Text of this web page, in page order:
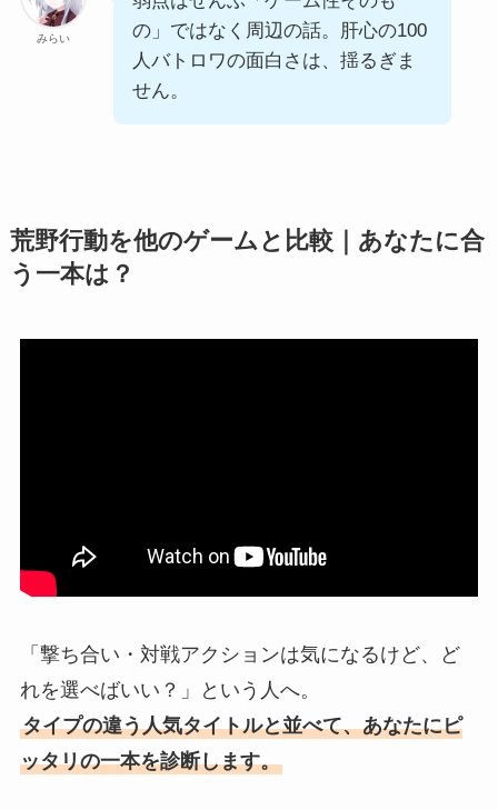
みらい
の」ではなく周辺の話。肝心の100
人バトロワの面白さは、揺るぎま
せん。
荒野行動を他のゲームと比較｜あなたに合
う一本は？
「撃ち合い・対戦アクションは気になるけど、ど
れを選べばいい？」という人へ。
タイプの違う人気タイトルと並べて、あなたにピ
ッタリの一本を診断します。